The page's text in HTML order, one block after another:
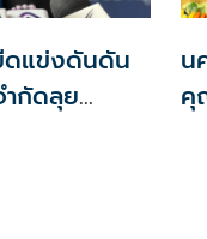
ดแข่งดันดัน
กัดลุย
น
คุ